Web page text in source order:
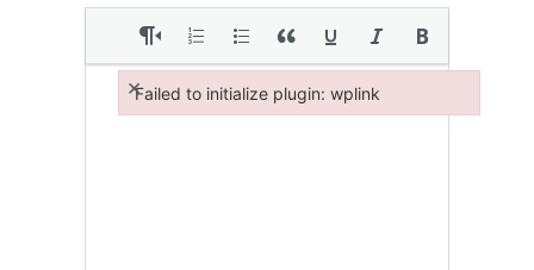
Failed to initialize plugin: wplink
×
Failed to initialize plugin: wplink